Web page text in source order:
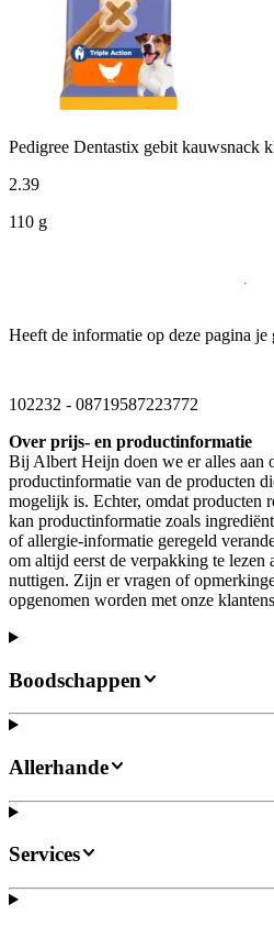
Pedigree Dentastix gebit kauwsnack
2.39
110 g
Heeft de informatie op deze pagina je
102232 - 08719587223772
Over prijs- en productinformatie
Bij Albert Heijn doen we er alles aan
productinformatie van de producten
mogelijk is. Echter, omdat producten
kan productinformatie zoals
of allergie-informatie geregeld
om altijd eerst de verpakking te lezen
nuttigen. Zijn er vragen of
opgenomen worden met onze
Boodschappen
Allerhande
Services